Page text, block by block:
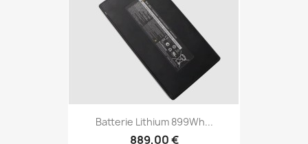
Batterie Lithium 899Wh...
889,00 €